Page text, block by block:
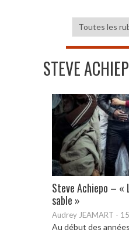
STEVE
Steve Achiepo – «
sable »
Audrey JEAMART -
Au début des